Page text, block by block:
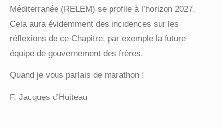
Méditerranée (RELEM) se profile à l’horizon 2027.
Cela aura évidemment des incidences sur les
réflexions de ce Chapitre, par exemple la future
équipe de gouvernement des frères.
Quand je vous parlais de marathon !
F. Jacques d’Huiteau